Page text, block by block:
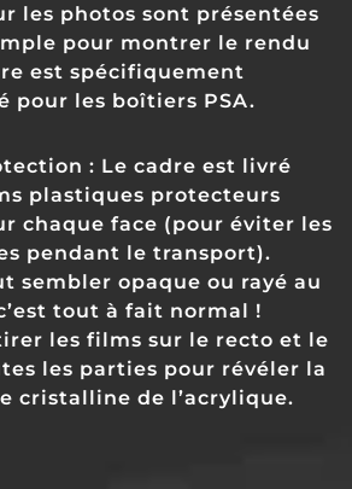
les photos sont présentées
pour montrer le rendu
est spécifiquement
pour les boîtiers PSA.
: Le cadre est livré
plastiques protecteurs
chaque face (pour éviter les
pendant le transport).
sembler opaque ou rayé au
tout à fait normal !
les films sur le recto et le
les parties pour révéler la
cristalline de l’acrylique.